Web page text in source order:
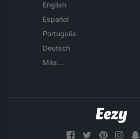
English
Español
Português
Deutsch
Más...